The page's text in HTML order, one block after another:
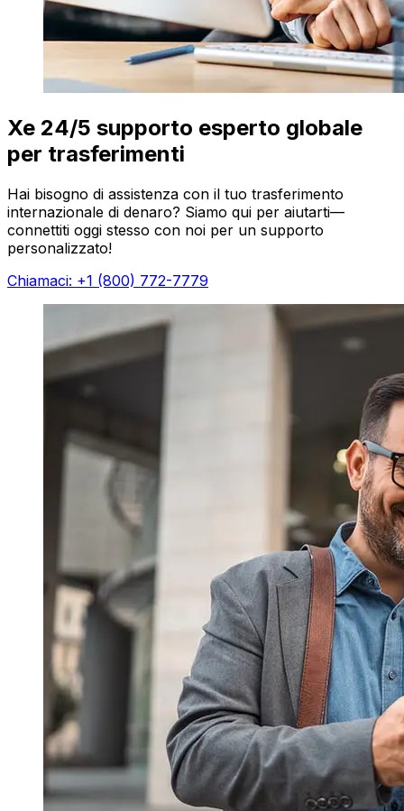
Xe 24/5 supporto esperto globale
per trasferimenti
Hai bisogno di assistenza con il tuo trasferimento
internazionale di denaro? Siamo qui per aiutarti—
connettiti oggi stesso con noi per un supporto
personalizzato!
Chiamaci: +1 (800) 772-7779